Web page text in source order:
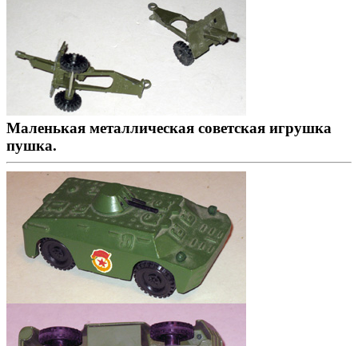
Маленькая металлическая советская игрушка
пушка.